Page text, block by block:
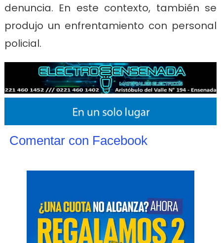
denuncia. En este contexto, también se
produjo un enfrentamiento con personal
policial.
Comentar con Facebook